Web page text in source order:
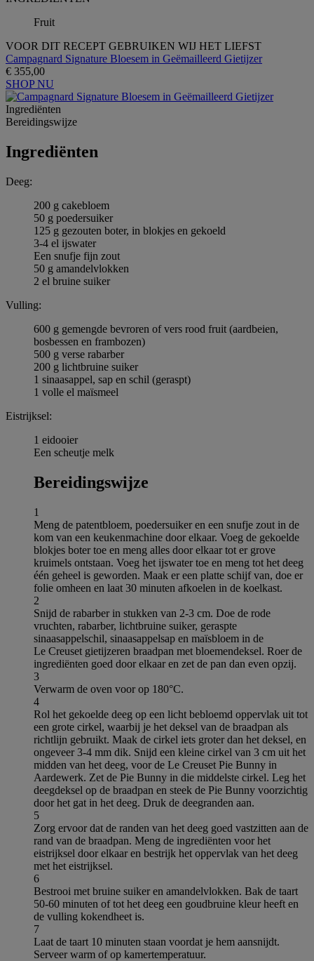
Fruit
VOOR DIT RECEPT GEBRUIKEN WIJ HET LIEFST
Campagnard Signature Bloesem in Geëmailleerd Gietijzer
€ 355,00
SHOP NU
Ingrediёnten
Bereidingswijze
Ingrediёnten
Deeg:
200 g cakebloem
50 g poedersuiker
125 g gezouten boter, in blokjes en gekoeld
3-4 el ijswater
Een snufje fijn zout
50 g amandelvlokken
2 el bruine suiker
Vulling:
600 g gemengde bevroren of vers rood fruit (aardbeien,
bosbessen en frambozen)
500 g verse rabarber
200 g lichtbruine suiker
1 sinaasappel, sap en schil (geraspt)
1 volle el maïsmeel
Eistrijksel:
1 eidooier
Een scheutje melk
Bereidingswijze
1
Meng de patentbloem, poedersuiker en een snufje zout in de
kom van een keukenmachine door elkaar. Voeg de gekoelde
blokjes boter toe en meng alles door elkaar tot er grove
kruimels ontstaan. Voeg het ijswater toe en meng tot het deeg
één geheel is geworden. Maak er een platte schijf van, doe er
folie omheen en laat 30 minuten afkoelen in de koelkast.
2
Snijd de rabarber in stukken van 2-3 cm. Doe de rode
vruchten, rabarber, lichtbruine suiker, geraspte
sinaasappelschil, sinaasappelsap en maïsbloem in de
Le Creuset gietijzeren braadpan met bloemendeksel. Roer de
ingrediënten goed door elkaar en zet de pan dan even opzij.
3
Verwarm de oven voor op 180°C.
4
Rol het gekoelde deeg op een licht bebloemd oppervlak uit tot
een grote cirkel, waarbij je het deksel van de braadpan als
richtlijn gebruikt. Maak de cirkel iets groter dan het deksel, en
ongeveer 3-4 mm dik. Snijd een kleine cirkel van 3 cm uit het
midden van het deeg, voor de Le Creuset Pie Bunny in
Aardewerk. Zet de Pie Bunny in die middelste cirkel. Leg het
deegdeksel op de braadpan en steek de Pie Bunny voorzichtig
door het gat in het deeg. Druk de deegranden aan.
5
Zorg ervoor dat de randen van het deeg goed vastzitten aan de
rand van de braadpan. Meng de ingrediënten voor het
eistrijksel door elkaar en bestrijk het oppervlak van het deeg
met het eistrijksel.
6
Bestrooi met bruine suiker en amandelvlokken. Bak de taart
50-60 minuten of tot het deeg een goudbruine kleur heeft en
de vulling kokendheet is.
7
Laat de taart 10 minuten staan voordat je hem aansnijdt.
Serveer warm of op kamertemperatuur.